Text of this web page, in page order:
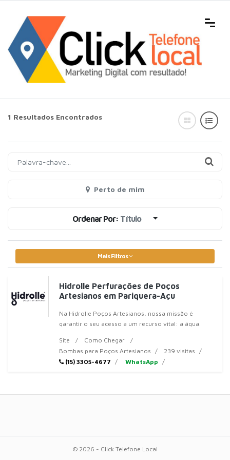
1 Resultados Encontrados
Perto de mim
Ordenar Por: Título
Mais Filtros
Hidrolle Perfurações de Poços
Artesianos em Pariquera-Açu
Na Hidrolle Poços Artesianos, nossa missão é
garantir o seu acesso a um recurso vital: a água.
Site
Como Chegar
Bombas para Poços Artesianos
239 visitas
(15) 3305-4677
WhatsApp
© 2026 - Click Telefone Local